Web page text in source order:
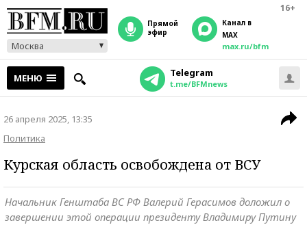
16+
Москва
прямой
эфир
Канал в
MAX
max.ru/bfm
МЕНЮ Telegram
t.me/BFMnews
26 апреля 2025, 13:35
Политика
Курская область освобождена от ВСУ
Начальник Генштаба ВС РФ Валерий Герасимов доложил о
завершении этой операции президенту Владимиру Путину